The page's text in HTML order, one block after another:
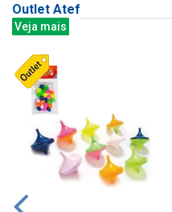
Outlet Atef
Veja mais